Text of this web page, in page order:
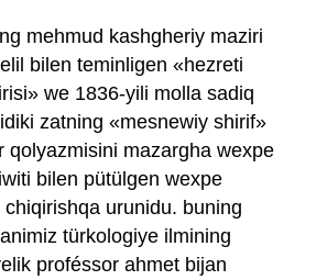
mehmud kashgheriy maziri
bilen teminligen «hezreti
we 1836-yili molla sadiq
zatning «mesnewiy shirif»
qolyazmisini mazargha wexpe
bilen pütülgen wexpe
urunidu. buning
türkologiye ilmining
proféssor ahmet bijan